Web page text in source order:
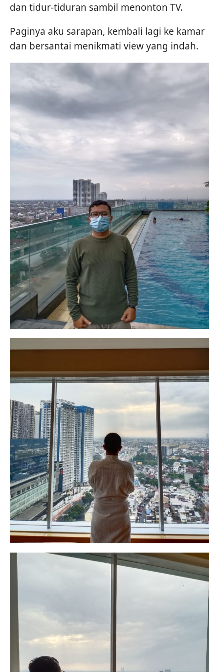
dan tidur-tiduran sambil menonton TV.
Paginya aku sarapan, kembali lagi ke kamar
dan bersantai menikmati view yang indah.